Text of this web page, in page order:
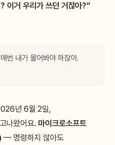
이거 우리가 쓰던 거잖아?”
번 내가 물어봐야 하잖아.
년 6월 2일,
나왔어요. 마이크로소프트
— 명령하지 않아도